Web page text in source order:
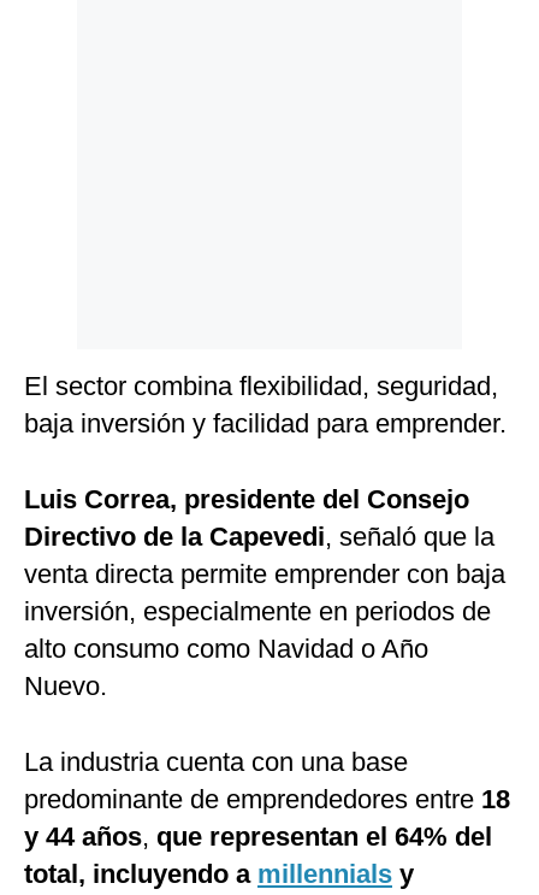
El sector combina flexibilidad, seguridad,
baja inversión y facilidad para emprender.
Luis Correa, presidente del Consejo
Directivo de la Capevedi, señaló que la
venta directa permite emprender con baja
inversión, especialmente en periodos de
alto consumo como Navidad o Año
Nuevo.
La industria cuenta con una base
predominante de emprendedores entre 18
y 44 años, que representan el 64% del
total, incluyendo a millennials y